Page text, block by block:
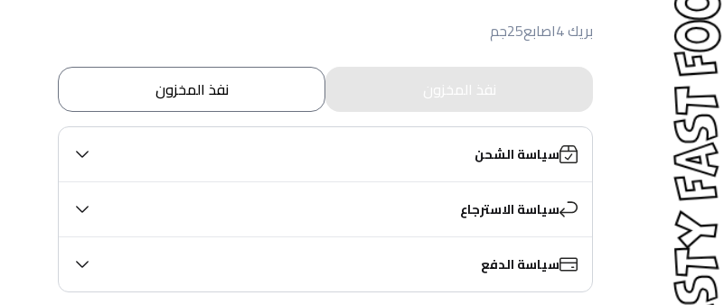
بريك 4اصابع25جم
نفذ المخزون نفذ المخزون
سياسة الشحن
سياسة الاسترجاع
سياسة الدفع